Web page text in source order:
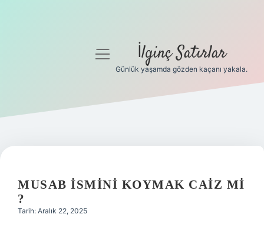
Gizlilik Politikası
Yasal Uyarı
menüyü
İlginç Satırlar
Günlük yaşamda gözden kaçanı yakala.
MUSAB ISMINI KOYMAK CAIZ MI
?
Tarih: Aralık 22, 2025